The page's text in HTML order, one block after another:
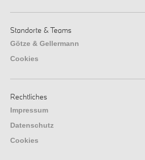
Standorte & Teams
Götze & Gellermann
Cookies
Rechtliches
Impressum
Datenschutz
Cookies